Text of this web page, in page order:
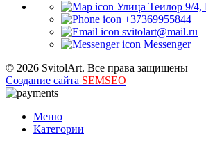
Улица Теилор 9/
+37369955844
svitolart@mail.ru
Messenger
© 2026 SvitolArt. Все права защищены
Создание сайта SEMSEO
Меню
Категории